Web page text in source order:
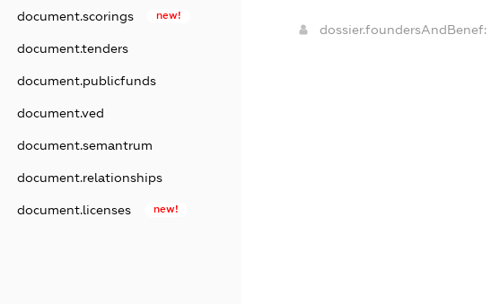
document.scorings new!
document.tenders
document.publicfunds
document.ved
document.semantrum
document.relationships
document.licenses new!
dossier.foundersAndBenef: